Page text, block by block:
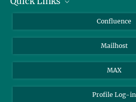
Über Tiere in der ForschungConfluence
Mailhost
MAX
Profile Log-in